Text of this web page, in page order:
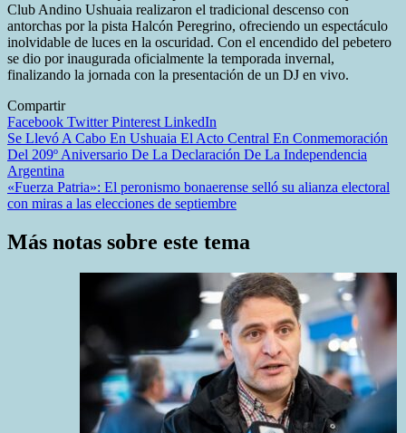
Club Andino Ushuaia realizaron el tradicional descenso con
antorchas por la pista Halcón Peregrino, ofreciendo un espectáculo
inolvidable de luces en la oscuridad. Con el encendido del pebetero
se dio por inaugurada oficialmente la temporada invernal,
finalizando la jornada con la presentación de un DJ en vivo.
Compartir
Facebook TwitterPinterest LinkedIn
Navegación
de
entradas
Se Llevó A Cabo En Ushuaia El Acto Central En Conmemoración
Del 209º Aniversario De La Declaración De La Independencia
Argentina
«Fuerza Patria»: El peronismo bonaerense selló su alianza electoral
con miras a las elecciones de septiembre
Más notas sobre este tema